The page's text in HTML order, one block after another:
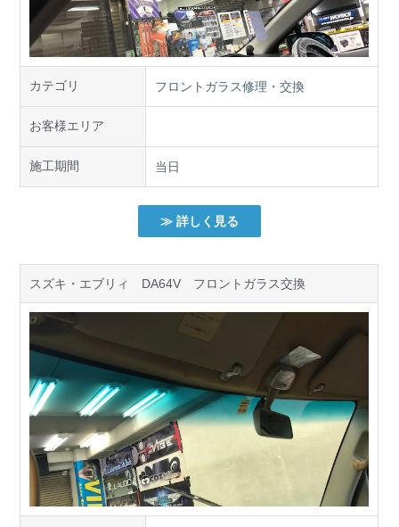
カテゴリ フロントガラス修理・交換
お客様エリア
施工期間 当日
≫ 詳しく見る
スズキ・エブリィ DA64V フロントガラス交換